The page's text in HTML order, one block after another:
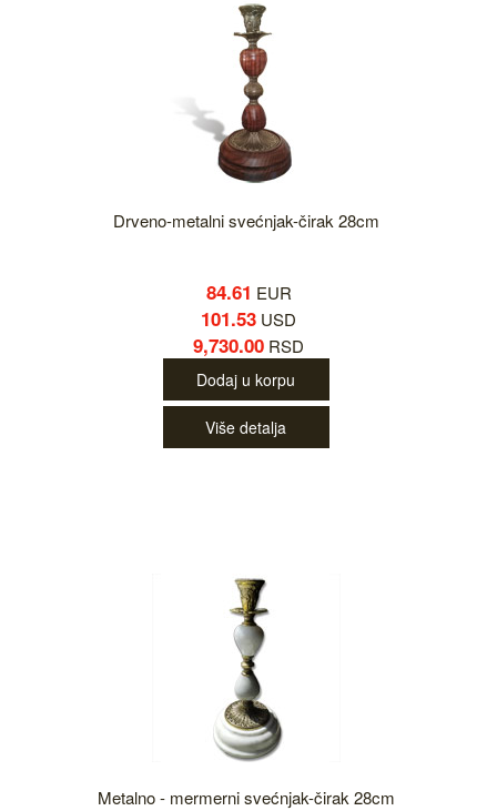
Drveno-metalni svećnjak-čirak 28cm
84.61 EUR
101.53 USD
9,730.00 RSD
Dodaj u korpu
Više detalja
Metalno - mermerni svećnjak-čirak 28cm